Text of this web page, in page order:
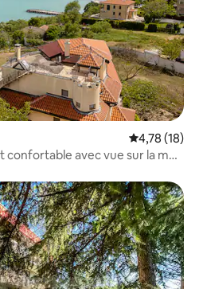
Évaluation
4,78 (18)
confortable avec vue sur la mer